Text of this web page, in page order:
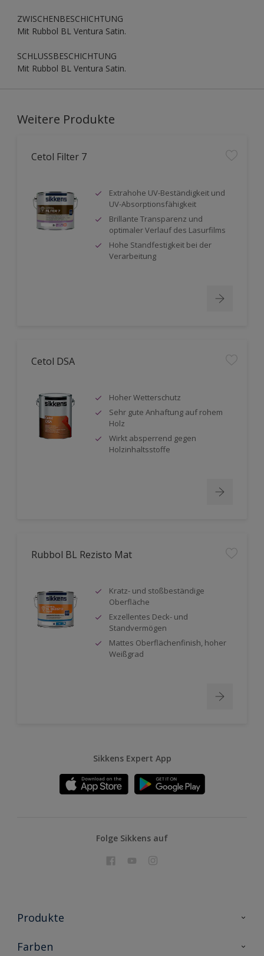
ZWISCHENBESCHICHTUNG
Mit Rubbol BL Ventura Satin.
SCHLUSSBESCHICHTUNG
Mit Rubbol BL Ventura Satin.
Weitere Produkte
Cetol Filter 7
Extrahohe UV-Beständigkeit und
UV-Absorptionsfähigkeit
Brillante Transparenz und
optimaler Verlauf des Lasurfilms
Hohe Standfestigkeit bei der
Verarbeitung
Cetol DSA
Hoher Wetterschutz
Sehr gute Anhaftung auf rohem
Holz
Wirkt absperrend gegen
Holzinhaltsstoffe
Rubbol BL Rezisto Mat
Kratz- und stoßbeständige
Oberfläche
Exzellentes Deck- und
Standvermögen
Mattes Oberflächenfinish, hoher
Weißgrad
Sikkens Expert App
Folge Sikkens auf
Produkte
Holzschutz
Farben